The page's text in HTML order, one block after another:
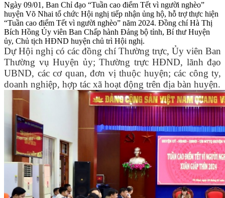
Ngày 09/01, Ban Chỉ đạo “Tuần cao điểm Tết vì người nghèo”
huyện Võ Nhai tổ chức Hội nghị tiếp nhận ủng hộ, hỗ trợ thực hiện
“Tuần cao điểm Tết vì người nghèo” năm 2024. Đồng chí Hà Thị
Bích Hồng Ủy viên Ban Chấp hành Đảng bộ tỉnh, Bí thư Huyện
ủy, Chủ tịch HĐND huyện chủ trì Hội nghị.
Dự Hội nghị có các đồng chí Thường trực, Ủy viên Ban
Thường vụ Huyện ủy; Thường trực HĐND, lãnh đạo
UBND, các cơ quan, đơn vị thuộc huyện; các công ty,
doanh nghiệp, hợp tác xã hoạt động trên địa bàn huyện.